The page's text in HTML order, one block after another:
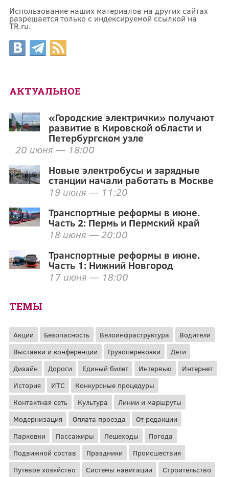
Использование наших материалов на других сайтах
разрешается только с индексируемой ссылкой на
TR.ru.
АКТУАЛЬНОЕ
«Городские электрички» получают
развитие в Кировской области и
Петербургском узле
20 июня — 18:00
Новые электробусы и зарядные
станции начали работать в Москве
19 июня — 11:20
Транспортные реформы в июне.
Часть 2: Пермь и Пермский край
18 июня — 20:00
Транспортные реформы в июне.
Часть 1: Нижний Новгород
17 июня — 18:00
ТЕМЫ
Акции Безопасность Велоинфраструктура
Водители
Выставки и конференции
Грузоперевозки
Дети
Дизайн
Дороги Единый билет Интервью
Интернет
История
ИТС
Конкурсные процедуры
Контактная сеть
Культура
Линии и маршруты
Модернизация
Оплата проезда
От редакции
Парковки
Пассажиры Пешеходы
Погода
Подвижной состав
Праздники
Происшествия
Путевое хозяйство
Системы навигации Строительство